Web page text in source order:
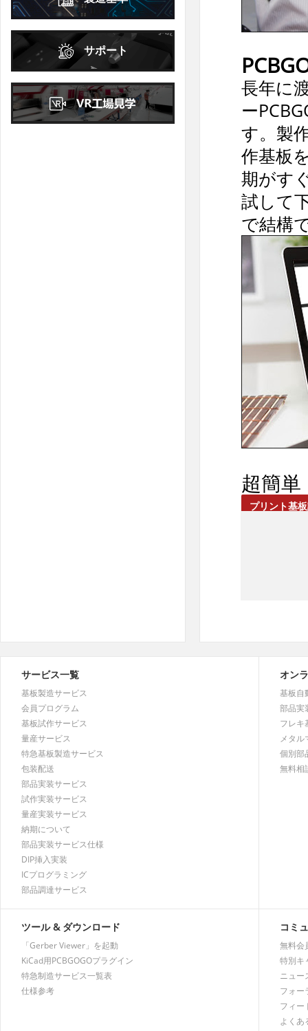
27
28 29 30
2026年10月
October
火 水 木
1
2
3
4
5 6 7 8 9
10
11
12 13 14 15 16
17
サポート
長年に
ー
す。製
作基板
期がす
試して
で結構
超簡
プリント基
サービス一覧
基板製造サービス
会員プログラム
基板試作サービス
量産サービス
特急基板製造サービス
包装配送
部品実装サービス
試作実装サービス
量産実装サービス
納期について
部品実装サービス仕様
DIP挿入実装
ICプログラミング
部品調達サービス
オン
基板自
部品実
フレキ
メタル
個別部
無料相
ツール & ダウンロード
「Gerber Viewer」を起動
KiCad用PCBGOGOプラグイン
特急制造サービス一覧表
仕様参考
コミ
無料会
特別キ
ニュー
フォー
フィー
よくあ